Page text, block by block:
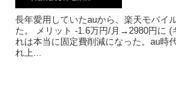
長年愛用していたauから、楽天モバイ
た。 メリット -1.6万円/月→2980円に (
れは本当に固定費削減になった。au時
れ上...